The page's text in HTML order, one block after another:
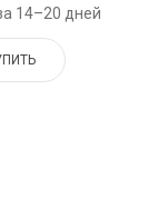
14–20 дней